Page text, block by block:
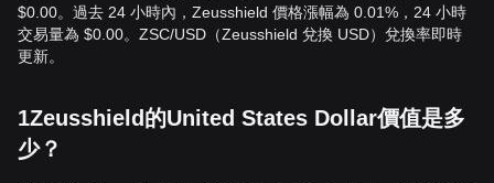
$0.00。過去 24 小時內，Zeusshield 價格漲幅為 0.01%，24 小時
交易量為 $0.00。ZSC/USD（Zeusshield 兌換 USD）兌換率即時
更新。
1Zeusshield的United States Dollar價值是多
少？